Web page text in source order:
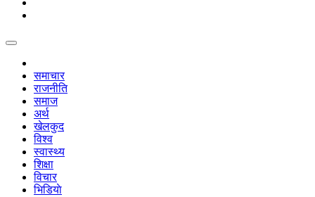
समाचार
राजनीति
समाज
अर्थ
खेलकुद
विश्व
स्वास्थ्य
शिक्षा
विचार
भिडियाे